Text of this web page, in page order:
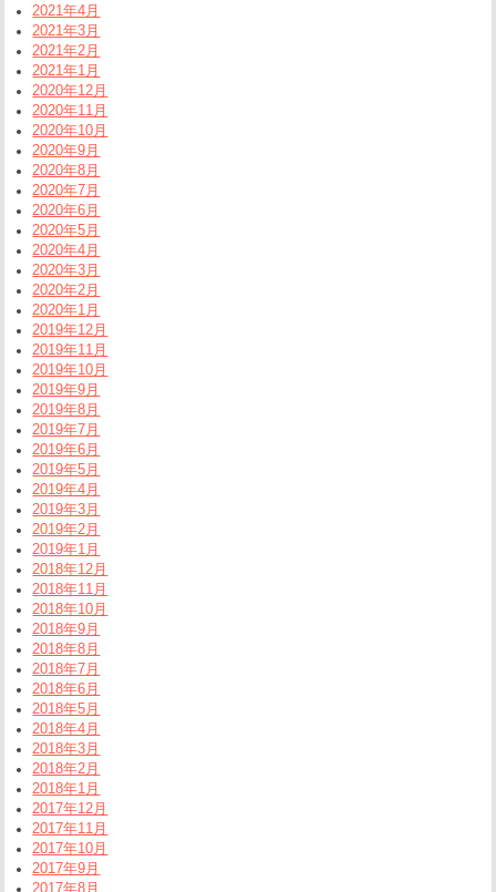
2021年4月
2021年3月
2021年2月
2021年1月
2020年12月
2020年11月
2020年10月
2020年9月
2020年8月
2020年7月
2020年6月
2020年5月
2020年4月
2020年3月
2020年2月
2020年1月
2019年12月
2019年11月
2019年10月
2019年9月
2019年8月
2019年7月
2019年6月
2019年5月
2019年4月
2019年3月
2019年2月
2019年1月
2018年12月
2018年11月
2018年10月
2018年9月
2018年8月
2018年7月
2018年6月
2018年5月
2018年4月
2018年3月
2018年2月
2018年1月
2017年12月
2017年11月
2017年10月
2017年9月
2017年8月